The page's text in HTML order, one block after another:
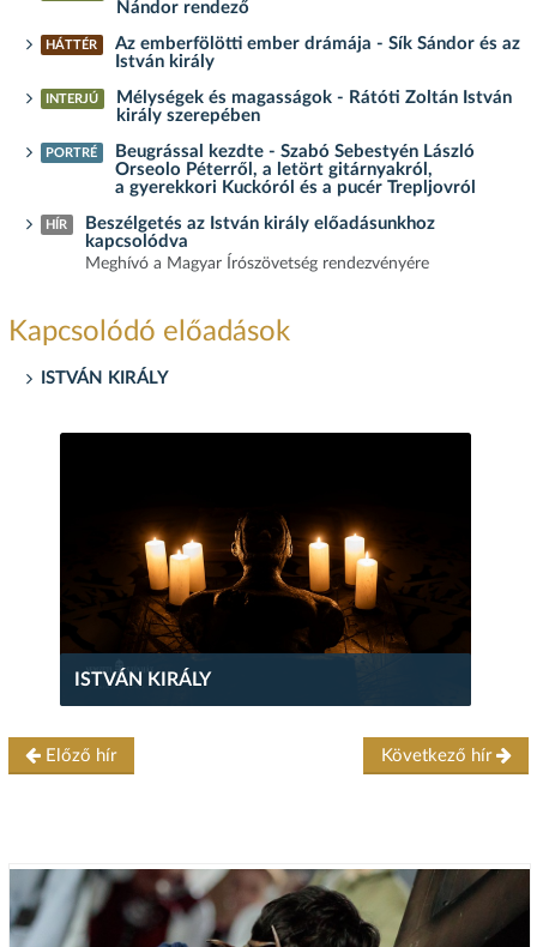
Nándor rendező
HÁTTÉR
Az emberfölötti ember drámája - Sík Sándor és az
István király
INTERJÚ
Mélységek és magasságok - Rátóti Zoltán István
király szerepében
PORTRÉ
Beugrással kezdte - Szabó Sebestyén László
Orseolo Péterről, a letört gitárnyakról,
a gyerekkori Kuckóról és a pucér Trepljovról
HÍR
Beszélgetés az István király előadásunkhoz
kapcsolódva
Meghívó a Magyar Írószövetség rendezvényére
Kapcsolódó előadások
ISTVÁN KIRÁLY
ISTVÁN KIRÁLY
Előző hír Következő hír